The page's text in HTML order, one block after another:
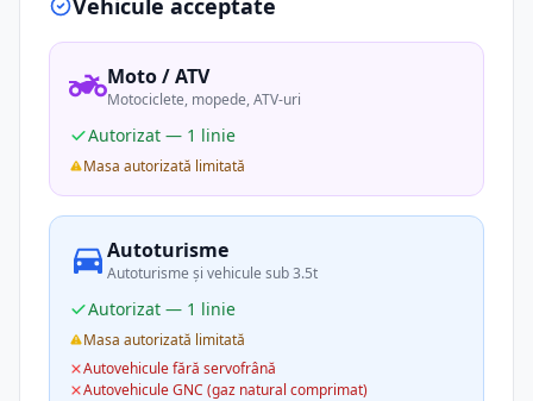
Vehicule acceptate
Moto / ATV
Motociclete, mopede, ATV-uri
Autorizat — 1 linie
Masa autorizată limitată
Autoturisme
Autoturisme și vehicule sub 3.5t
Autorizat — 1 linie
Masa autorizată limitată
Autovehicule fără servofrână
Autovehicule GNC (gaz natural comprimat)